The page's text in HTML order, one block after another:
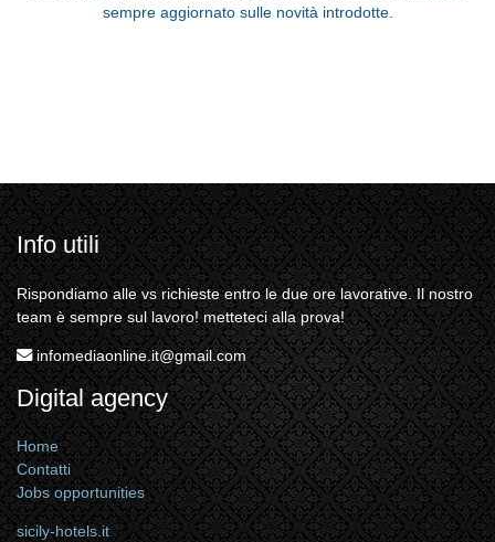
sempre aggiornato sulle novità introdotte.
Info utili
Rispondiamo alle vs richieste entro le due ore lavorative. Il nostro
team è sempre sul lavoro! metteteci alla prova!
infomediaonline.it@gmail.com
Digital agency
Home
Contatti
Jobs opportunities
sicily-hotels.it